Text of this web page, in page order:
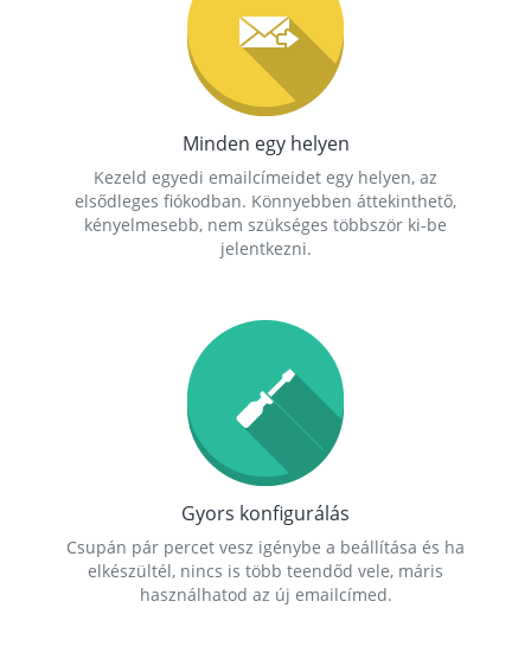
Minden egy helyen
Kezeld egyedi emailcímeidet egy helyen, az
elsődleges fiókodban. Könnyebben áttekinthető,
kényelmesebb, nem szükséges többször ki-be
jelentkezni.
Gyors konfigurálás
Csupán pár percet vesz igénybe a beállítása és ha
elkészültél, nincs is több teendőd vele, máris
használhatod az új emailcímed.